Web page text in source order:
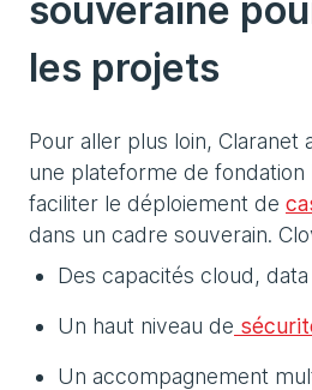
souveraine
les projets
Pour aller plus loin, Claranet
une plateforme de
faciliter le déploiement de
dans un cadre souverain.
Des capacités cloud,
Un haut niveau de
Un accompagnement